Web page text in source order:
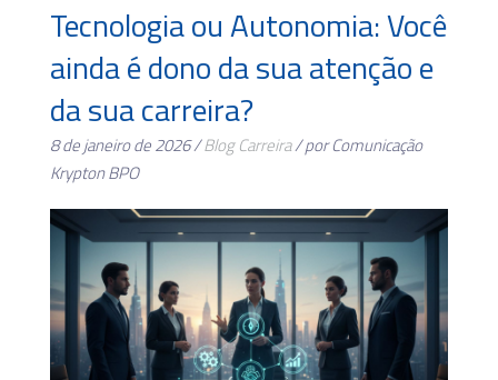
Tecnologia ou Autonomia: Você
ainda é dono da sua atenção e
da sua carreira?
8 de janeiro de 2026 /Blog Carreira/ por Comunicação
Krypton BPO